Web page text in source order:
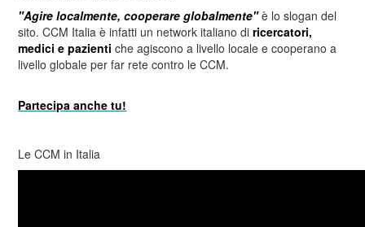
"Agire localmente, cooperare globalmente"è lo slogan del
sito. CCM Italia è infatti un network italiano diricercatori,
medici e pazienti che agiscono a livello locale e cooperano a
livello globale per far rete contro le CCM.
Partecipa anche tu!
Le CCM in Italia